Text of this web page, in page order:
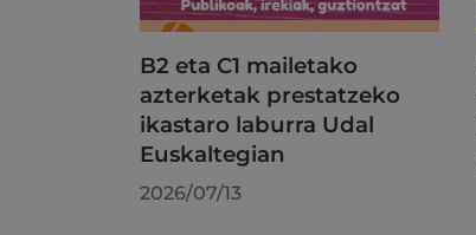
B2 eta C1 mailetako
azterketak prestatzeko
ikastaro laburra Udal
Euskaltegian
2026/07/13